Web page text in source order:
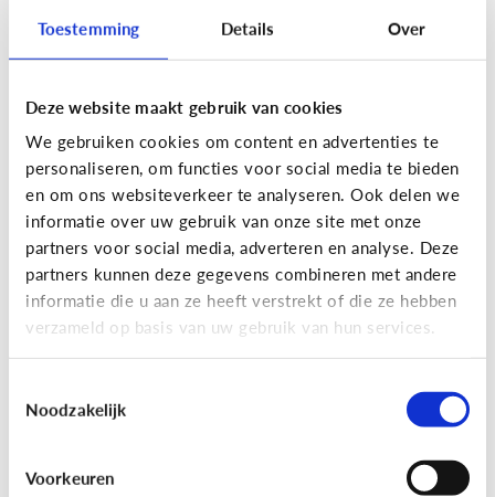
Toestemming Details Over
Deze website maakt gebruik van cookies
We gebruiken cookies om content en advertenties te
personaliseren, om functies voor social media te bieden
en om ons websiteverkeer te analyseren. Ook delen we
informatie over uw gebruik van onze site met onze
partners voor social media, adverteren en analyse. Deze
partners kunnen deze gegevens combineren met andere
informatie die u aan ze heeft verstrekt of die ze hebben
verzameld op basis van uw gebruik van hun services.
Noodzakelijk
Voorkeuren
Lees de 3 tips
Lezen
Mijn kind kan lezen, heeft het zin
dat ik nog voorlees?
Lezen